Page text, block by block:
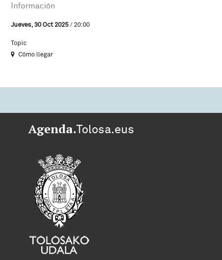
Información
Jueves, 30 Oct 2025/ 20:00
Topic
Cómo llegar
Agenda.Tolosa.eus